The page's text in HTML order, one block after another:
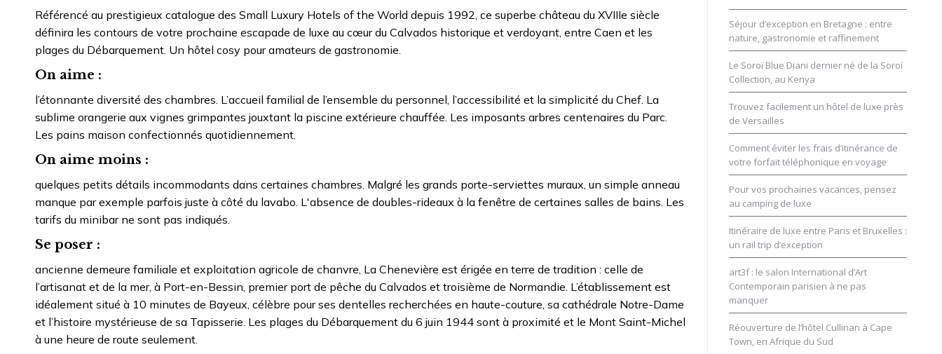
Référencé au prestigieux catalogue des Small Luxury Hotels of the World depuis 1992, ce superbe château du XVIIIe siècle
définira les contours de votre prochaine escapade de luxe au cœur du Calvados historique et verdoyant, entre Caen et les
plages du Débarquement. Un hôtel cosy pour amateurs de gastronomie.
On aime :
l’étonnante diversité des chambres. L’accueil familial de l’ensemble du personnel, l’accessibilité et la simplicité du Chef. La
sublime orangerie aux vignes grimpantes jouxtant la piscine extérieure chauffée. Les imposants arbres centenaires du Parc.
Les pains maison confectionnés quotidiennement.
On aime moins :
quelques petits détails incommodants dans certaines chambres. Malgré les grands porte-serviettes muraux, un simple anneau
manque par exemple parfois juste à côté du lavabo. L'absence de doubles-rideaux à la fenêtre de certaines salles de bains. Les
tarifs du minibar ne sont pas indiqués.
Se poser :
ancienne demeure familiale et exploitation agricole de chanvre, La Chenevière est érigée en terre de tradition : celle de
l’artisanat et de la mer, à Port-en-Bessin, premier port de pêche du Calvados et troisième de Normandie. L’établissement est
idéalement situé à 10 minutes de Bayeux, célèbre pour ses dentelles recherchées en haute-couture, sa cathédrale Notre-Dame
et l’histoire mystérieuse de sa Tapisserie. Les plages du Débarquement du 6 juin 1944 sont à proximité et le Mont Saint-Michel
à une heure de route seulement.
Séjour d’exception en Bretagne : entre
nature, gastronomie et raffinement
Le Soroï Blue Diani dernier né de la Soroï
Collection, au Kenya
Trouvez facilement un hôtel de luxe près
de Versailles
Comment éviter les frais d’itinérance de
votre forfait téléphonique en voyage
Pour vos prochaines vacances, pensez
au camping de luxe
Itinéraire de luxe entre Paris et Bruxelles :
un rail trip d’exception
art3f : le salon International d’Art
Contemporain parisien à ne pas
manquer
Réouverture de l’hôtel Cullinan à Cape
Town, en Afrique du Sud